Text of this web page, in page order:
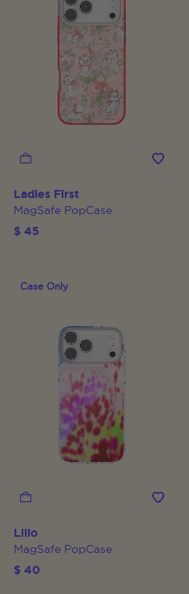
Ladies First
MagSafe PopCase
$ 45
Case Only
Lilio
MagSafe PopCase
$ 40